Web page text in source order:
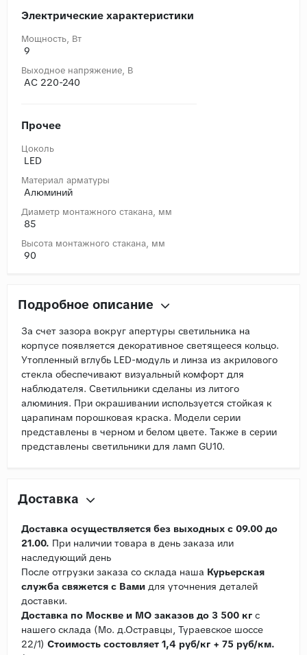
Электрические характеристики
Мощность, Вт
9
Выходное напряжение, В
AC 220-240
Прочее
Цоколь
LED
Материал арматуры
Алюминий
Диаметр монтажного стакана, мм
85
Высота монтажного стакана, мм
90
Подробное описание
За счет зазора вокруг апертуры светильника на
корпусе появляется декоративное светящееся кольцо.
Утопленный вглубь LED-модуль и линза из акрилового
стекла обеспечивают визуальный комфорт для
наблюдателя. Светильники сделаны из литого
алюминия. При окрашивании используется стойкая к
царапинам порошковая краска. Модели серии
представлены в черном и белом цвете. Также в серии
представлены светильники для ламп GU10.
Доставка
Доставка осуществляется без выходных с 09.00 до
21.00. При наличии товара в день заказа или
наследующий день
После отгрузки заказа со склада наша Курьерская
служба свяжется с Вами для уточнения деталей
доставки.
Доставка по Москве и МО заказов до 3 500 кг с
нашего склада (Мо. д.Остравцы, Тураевское шоссе
22/1) Стоимость состовляет 1,4 руб/кг + 75 руб/км.